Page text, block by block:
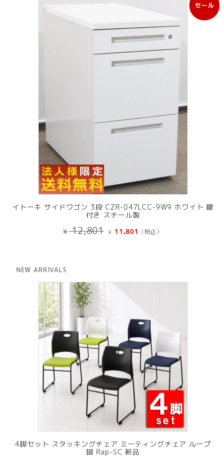
セール
販
売
イトーキ サイドワゴン 3段 CZR-047LCC-9W9 ホワイト 鍵
付き スチール製
¥12,801
元
¥ 11,801 現
(税込）
NEW ARRIVALS
4脚セット スタッキングチェア ミーティングチェア ループ
脚 Rap-SC 新品